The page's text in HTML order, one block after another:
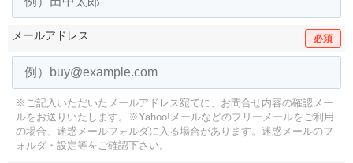
メールアドレス 必須
※ご記入いただいたメールアドレス宛てに、お問合せ内容の確認メー
ルをお送りいたします。
※Yahoo!メールなどのフリーメールをご利用
の場合、迷惑メールフォルダに入る場合があります。 迷惑メールのフ
ォルダ・設定等をご確認下さい。